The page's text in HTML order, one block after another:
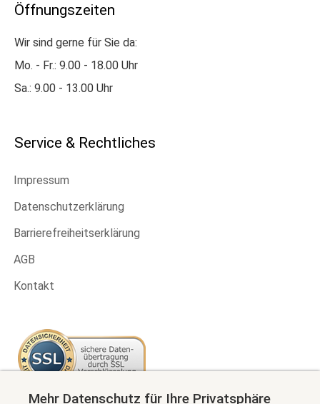
Öffnungszeiten
Wir sind gerne für Sie da:
Mo. - Fr.: 9.00 - 18.00 Uhr
Sa.: 9.00 - 13.00 Uhr
Service & Rechtliches
Impressum
Datenschutzerklärung
Barrierefreiheitserklärung
AGB
Kontakt
Mehr Datenschutz für Ihre Privatsphäre